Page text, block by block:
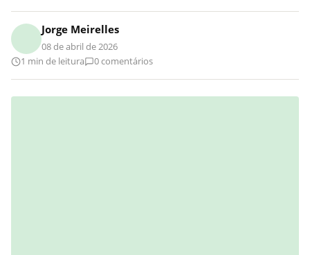
Jorge Meirelles
08 de abril de 2026
1 min de leitura
0 comentários